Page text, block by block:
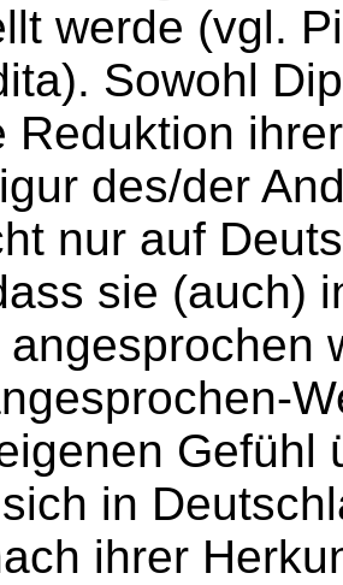
werde (vgl.
Sowohl
Reduktion
des/der
nur auf
sie (auch)
angesprochen
Gefühl
in
ihrer